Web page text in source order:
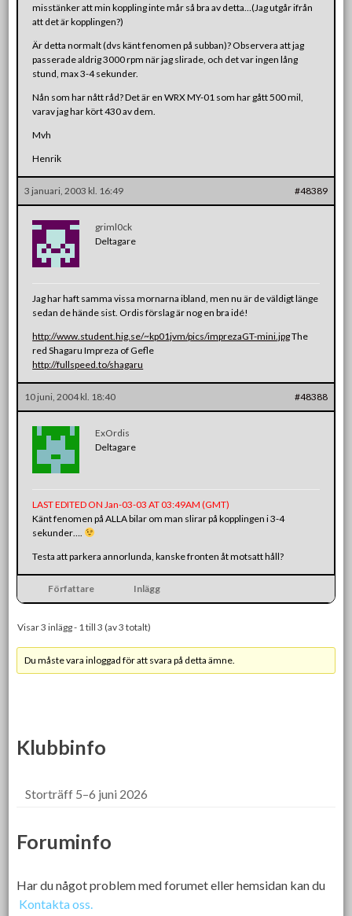
misstänker att min koppling inte mår så bra av detta…(Jag utgår ifrån
att det är kopplingen?)
Är detta normalt (dvs känt fenomen på subban)? Observera att jag
passerade aldrig 3000 rpm när jag slirade, och det var ingen lång
stund, max 3-4 sekunder.
Nån som har nått råd? Det är en WRX MY-01 som har gått 500 mil,
varav jag har kört 430 av dem.
Mvh
Henrik
3 januari, 2003 kl. 16:49 #48389
griml0ck
Deltagare
Jag har haft samma vissa mornarna ibland, men nu är de väldigt länge
sedan de hände sist. Ordis förslag är nog en bra idé!
http://www.student.hig.se/~kp01jvm/pics/imprezaGT-mini.jpgThe
red Shagaru Impreza of Gefle
http://fullspeed.to/shagaru
10 juni, 2004 kl. 18:40 #48388
ExOrdis
Deltagare
LAST EDITED ON Jan-03-03 AT 03:49AM (GMT)
Känt fenomen på ALLA bilar om man slirar på kopplingen i 3-4
sekunder….
Testa att parkera annorlunda, kanske fronten åt motsatt håll?
Författare Inlägg
Visar 3 inlägg - 1 till 3 (av 3 totalt)
Du måste vara inloggad för att svara på detta ämne.
Klubbinfo
Storträff 5–6 juni 2026
Foruminfo
Har du något problem med forumet eller hemsidan kan du
Kontakta oss.